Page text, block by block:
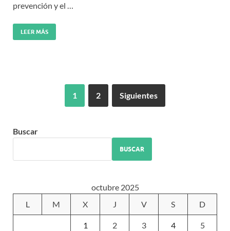
prevención y el …
LEER MÁS
1 2 Siguientes
Buscar
BUSCAR
octubre 2025
L
M X J V S D
1 2 3 4 5